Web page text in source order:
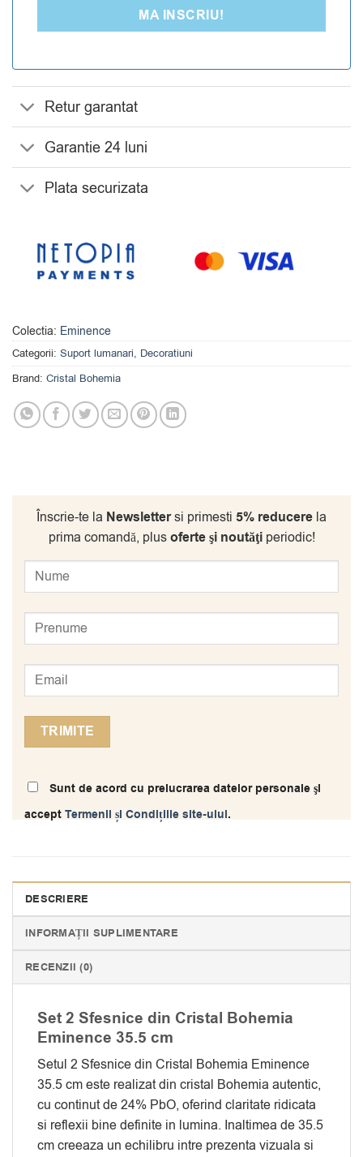
MA INSCRIU!
Retur garantat
Garantie 24 luni
Plata securizata
Colectia: Eminence
Categorii: Suport lumanari, Decoratiuni
Brand: Cristal Bohemia
Înscrie-te la Newslettersi primesti 5% reducere la
prima comandă, plusoferte şi noutăţiperiodic!
Sunt de acord cu prelucrarea datelor personale şi
acceptTermenii și Condițiile site-ului.
DESCRIERE
INFORMAȚII SUPLIMENTARE
RECENZII (0)
Set 2 Sfesnice din Cristal Bohemia
Eminence 35.5 cm
Setul 2 Sfesnice din Cristal Bohemia Eminence
35.5 cm este realizat din cristal Bohemia autentic,
cu continut de 24% PbO, oferind claritate ridicata
si reflexii bine definite in lumina. Inaltimea de 35.5
cm creeaza un echilibru intre prezenta vizuala si